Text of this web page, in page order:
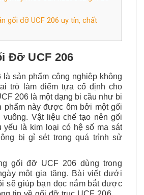
gối đỡ UCF 206 uy tín, chất
Đỡ UCF 206
là sản phẩm công nghiệp không
trò làm điểm tựa cố định cho
206là một dạng bi cầu như bi
phẩm này được ôm bởi một gối
vuông.Vật liệu chế tạo nên gối
yếu là kim loại có hệ số ma sát
bị gỉ sét trong quá trình sử
gối đỡ UCF 206 dùng trong
một gia tăng. Bài viết dưới
sẽ giúp bạn đọc nắm bắt được
tin về gối đỡ trục UCF 206.